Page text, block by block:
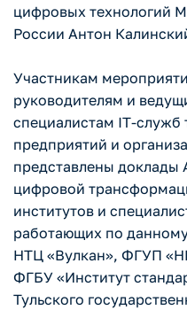
цифровых технологий
России Антон
Участникам
руководителям и
специалистам IT-служб
предприятий и
представлены доклады
цифровой
институтов и
работающих по
НТЦ «Вулкан», ФГУП
ФГБУ «Институт
Тульского